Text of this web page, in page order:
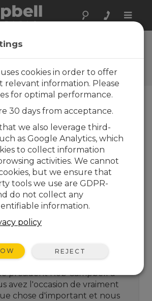
Toggle
chez Campbell
sur Campbell Scientific
le travail chez Campbell
de la diversité et de la
appréhendent leur travail.
président Rob Campbell a
avez l'occasion de vraiment
chose d'important et nous
cookies in order to offer
relevant information. Please
for optimal performance.
30 days from acceptance.
we also leverage third-
as Google Analytics, which
to collect information
activities. We cannot
but we ensure that
tools we use are GDPR-
do not collect any
information.
policy
REJECT